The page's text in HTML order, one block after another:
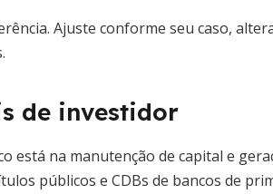
Ajuste conforme seu caso,
de investidor
está na manutenção de capital e
públicos e CDBs de bancos de